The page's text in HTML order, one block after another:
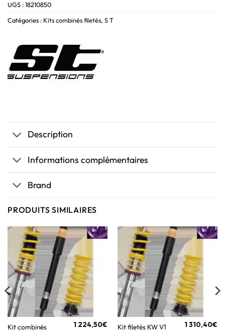
UGS :18210850
Catégories : Kits combinés filetés, S T
Description
Informations complémentaires
Brand
PRODUITS SIMILAIRES
Kit combinés
1 224,50€
Kit filetés KW V1
1 310,40€